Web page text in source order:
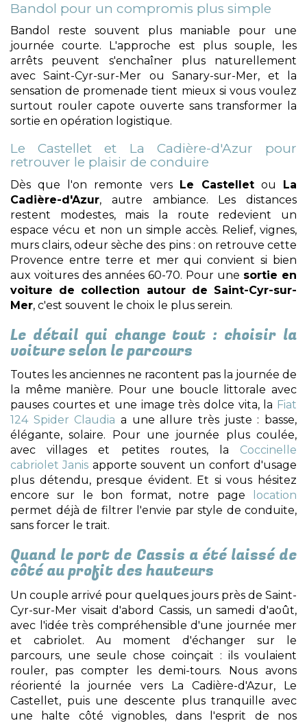
Bandol pour un compromis plus simple
Bandol reste souvent plus maniable pour une
journée courte. L'approche est plus souple, les
arrêts peuvent s'enchaîner plus naturellement
avec Saint-Cyr-sur-Mer ou Sanary-sur-Mer, et la
sensation de promenade tient mieux si vous voulez
surtout rouler capote ouverte sans transformer la
sortie en opération logistique.
Le Castellet et La Cadière-d'Azur pour
retrouver le plaisir de conduire
Dès que l'on remonte vers Le Castelletou La
Cadière-d'Azur, autre ambiance. Les distances
restent modestes, mais la route redevient un
espace vécu et non un simple accès. Relief, vignes,
murs clairs, odeur sèche des pins : on retrouve cette
Provence entre terre et mer qui convient si bien
aux voitures des années 60-70. Pour une sortie en
voiture de collection autour de Saint-Cyr-sur-
Mer, c'est souvent le choix le plus serein.
Le détail qui change tout : choisir la
voiture selon le parcours
Toutes les anciennes ne racontent pas la journée de
la même manière. Pour une boucle littorale avec
pauses courtes et une image très dolce vita, la Fiat
124 Spider Claudia a une allure très juste : basse,
élégante, solaire. Pour une journée plus coulée,
avec villages et petites routes, la Coccinelle
cabriolet Janis apporte souvent un confort d'usage
plus détendu, presque évident. Et si vous hésitez
encore sur le bon format, notre page
location
permet déjà de filtrer l'envie par style de conduite,
sans forcer le trait.
Quand le port de Cassis a été laissé de
côté au profit des hauteurs
Un couple arrivé pour quelques jours près de Saint-
Cyr-sur-Mer visait d'abord Cassis, un samedi d'août,
avec l'idée très compréhensible d'une journée mer
et cabriolet. Au moment d'échanger sur le
parcours, une seule chose coinçait : ils voulaient
rouler, pas compter les demi-tours. Nous avons
réorienté la journée vers La Cadière-d'Azur, Le
Castellet, puis une descente plus tranquille avec
une halte côté vignobles, dans l'esprit de nos